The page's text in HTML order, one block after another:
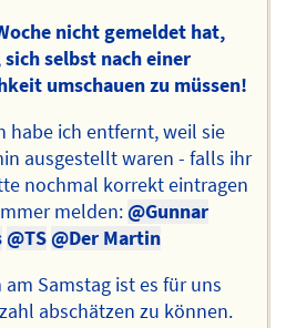
nicht gemeldet hat,
selbst nach einer
umschauen zu müssen!
habe ich entfernt, weil sie
ausgestellt waren - falls ihr
nochmal korrekt eintragen
melden:@Gunnar
@TS@Der Martin
Samstag ist es für uns
abschätzen zu können.